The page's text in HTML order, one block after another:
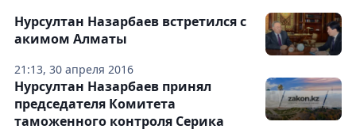
21:13, 30 апреля 2016
Нурсултан Назарбаев встретился с
акимом Алматы
Нурсултан Назарбаев принял
председателя Комитета
таможенного контроля Серика